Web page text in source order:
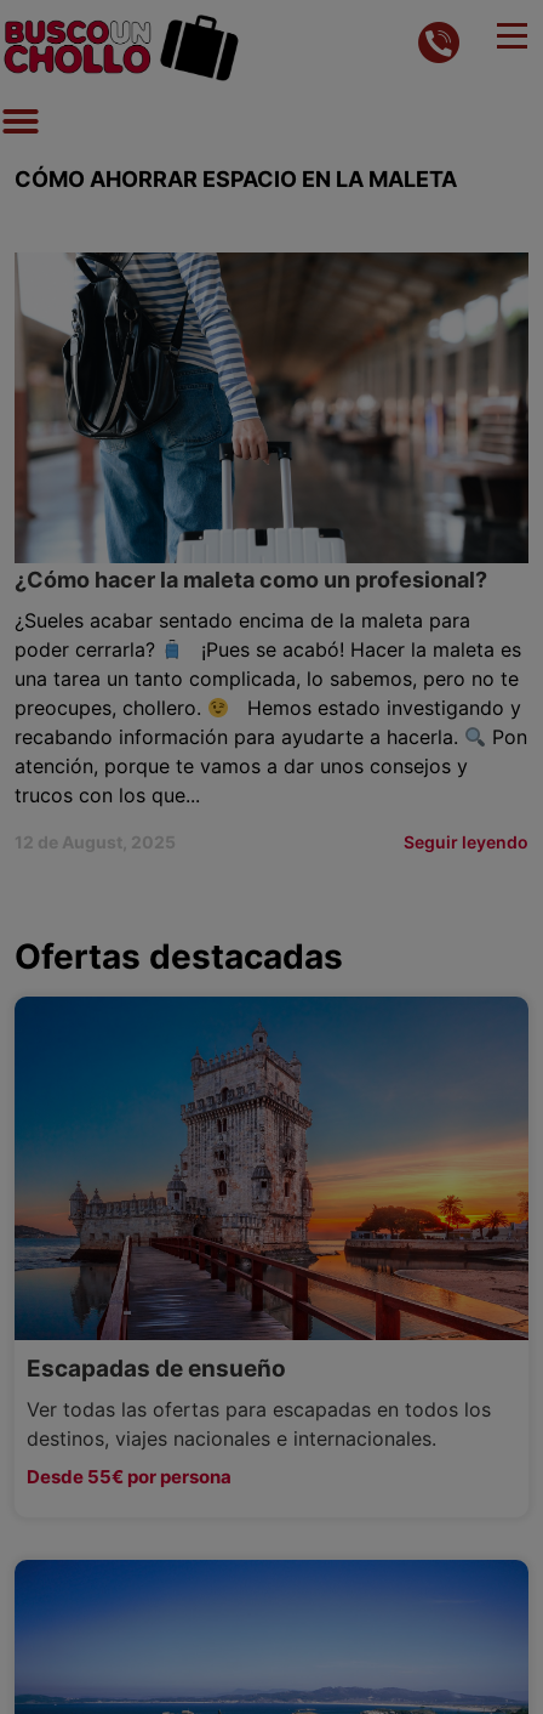
CÓMO AHORRAR ESPACIO EN LA MALETA
¿Cómo hacer la maleta como un profesional?
¿Sueles acabar sentado encima de la maleta para
poder cerrarla?
¡Pues se acabó! Hacer la maleta es
una tarea un tanto complicada, lo sabemos, pero no te
preocupes, chollero.
Hemos estado investigando y
recabando información para ayudarte a hacerla.
Pon
atención, porque te vamos a dar unos consejos y
trucos con los que...
12 de August, 2025 Seguir leyendo
Ofertas destacadas
Escapadas de ensueño
Ver todas las ofertas para escapadas en todos los
destinos, viajes nacionales e internacionales.
Desde 55€ por persona